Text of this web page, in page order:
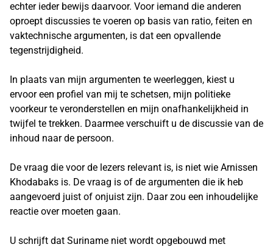
echter ieder bewijs daarvoor. Voor iemand die anderen
oproept discussies te voeren op basis van ratio, feiten en
vaktechnische argumenten, is dat een opvallende
tegenstrijdigheid.
In plaats van mijn argumenten te weerleggen, kiest u
ervoor een profiel van mij te schetsen, mijn politieke
voorkeur te veronderstellen en mijn onafhankelijkheid in
twijfel te trekken. Daarmee verschuift u de discussie van de
inhoud naar de persoon.
De vraag die voor de lezers relevant is, is niet wie Arnissen
Khodabaks is. De vraag is of de argumenten die ik heb
aangevoerd juist of onjuist zijn. Daar zou een inhoudelijke
reactie over moeten gaan.
U schrijft dat Suriname niet wordt opgebouwd met